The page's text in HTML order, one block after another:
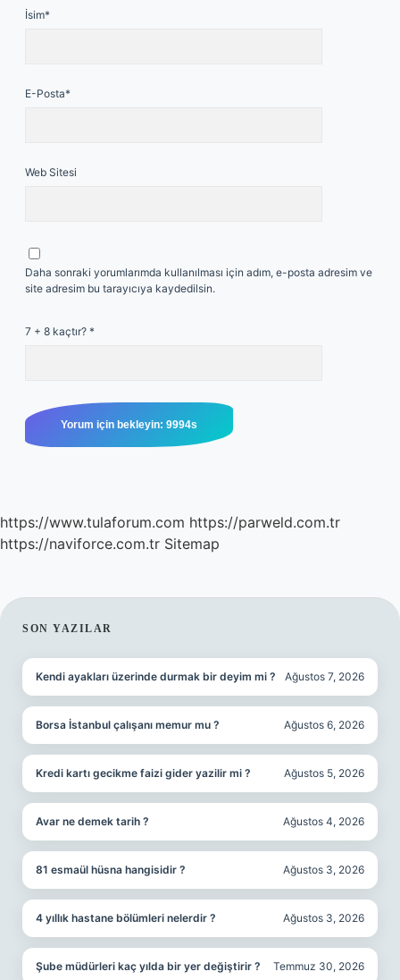
İsim*
E-Posta*
Web Sitesi
Daha sonraki yorumlarımda kullanılması için adım, e-posta adresim ve
site adresim bu tarayıcıya kaydedilsin.
7 + 8 kaçtır? *
https://www.tulaforum.com https://parweld.com.tr
https://naviforce.com.tr Sitemap
SIDEBAR
SON YAZILAR
Kendi ayakları üzerinde durmak bir deyim mi ? Ağustos 7, 2026
Borsa İstanbul çalışanı memur mu ? Ağustos 6, 2026
Kredi kartı gecikme faizi gider yazilir mi ? Ağustos 5, 2026
Avar ne demek tarih ? Ağustos 4, 2026
81 esmaül hüsna hangisidir ? Ağustos 3, 2026
4 yıllık hastane bölümleri nelerdir ? Ağustos 3, 2026
Şube müdürleri kaç yılda bir yer değiştirir ? Temmuz 30, 2026